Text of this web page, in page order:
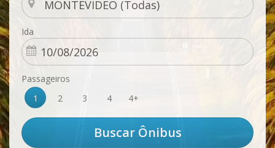
Ida
Passageiros
1
2 3 4 4+